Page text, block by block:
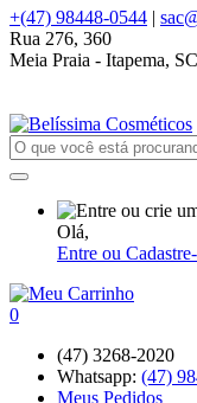
+(47) 98448-0544 |
Rua 276, 360
Meia Praia - Itapema, SC
Olá,
Entre ou
0
(47) 3268-2020
Whatsapp: (47)
Meus Pedidos